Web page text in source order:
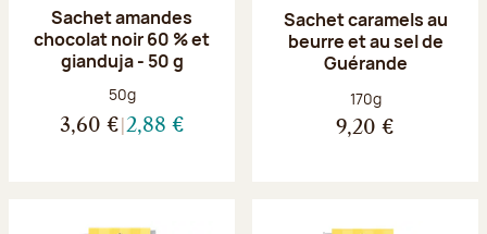
Sachet amandes
chocolat noir 60 % et
gianduja - 50 g
Poids net :
50g
3,60 € 2,88 €
Sachet caramels au
beurre et au sel de
Guérande
Poids net :
170g
9,20 €